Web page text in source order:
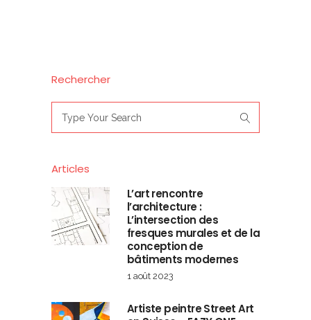
Rechercher
for:
Articles
L’art rencontre
l’architecture :
L’intersection des
fresques murales et de la
conception de
bâtiments modernes
1 août 2023
Artiste peintre Street Art